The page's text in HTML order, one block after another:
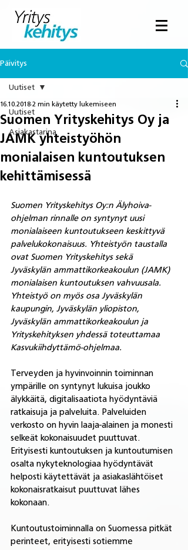
Päivitys
Uutiset
Asiakastarina
Uutiset
Suomen Yrityskehitys Oy ja
JAMK yhteistyöhön
monialaisen kuntoutuksen
kehittämisessä
16.10.2018 2 min käytetty lukemiseen
Suomen Yrityskehitys Oy:n Älyhoiva-
ohjelman rinnalle on syntynyt uusi
monialaiseen kuntoutukseen keskittyvä
palvelukokonaisuus. Yhteistyön taustalla
ovat Suomen Yrityskehitys sekä
Jyväskylän ammattikorkeakoulun (JAMK)
monialaisen kuntoutuksen vahvuusala.
Yhteistyö on myös osa Jyväskylän
kaupungin, Jyväskylän yliopiston,
Jyväskylän ammattikorkeakoulun ja
Yrityskehityksen yhdessä toteuttamaa
Kasvukiihdyttämö-ohjelmaa.
Terveyden ja hyvinvoinnin toiminnan
ympärille on syntynyt lukuisa joukko
älykkäitä, digitalisaatiota hyödyntäviä
ratkaisuja ja palveluita. Palveluiden
verkosto on hyvin laaja-alainen ja monesti
selkeät kokonaisuudet puuttuvat.
Erityisesti kuntoutuksen ja kuntoutumisen
osalta nykyteknologiaa hyödyntävät
helposti käytettävät ja asiakaslähtöiset
kokonaisratkaisut puuttuvat lähes
kokonaan.
Kuntoutustoiminnalla on Suomessa pitkät
perinteet, erityisesti sotiemme